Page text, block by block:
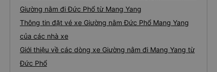
Giường nằm đi Đức Phổ từ Mang Yang
Thông tin đặt vé xe Giường nằm Đức Phổ Mang Yang
của các nhà xe
Giới thiệu về các dòng xe Giường nằm đi Mang Yang từ
Đức Phổ